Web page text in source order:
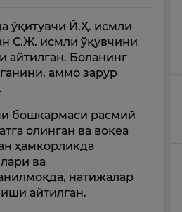
ўқитувчи Й.Ҳ. исмли
С.Ж. исмли ўқувчини
айтилган. Боланинг
аммо зарур
бошқармаси расмий
олинган ва воқеа
ҳамкорликда
ва
натижалар
айтилган.